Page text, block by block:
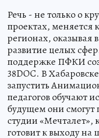
Речь - не только о
проектах, меняется
регионах, оказывая
развитие целых
поддержке ПФКИ
38DOC. В
запустить
педагогов обучают
будущем они смогут
студии «Мечталет»,
готовит к выходу